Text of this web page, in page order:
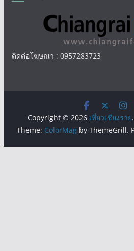
ติดต่อโฆษณา : 0957283723
Copyright © 2026 เที่ยวเชียงราย
Theme: ColorMagby ThemeGrill.